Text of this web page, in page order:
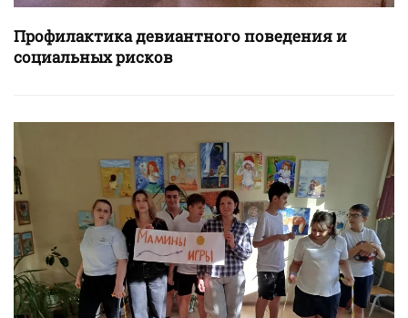
Профилактика девиантного поведения и
социальных рисков